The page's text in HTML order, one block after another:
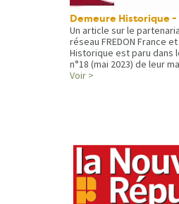
Demeure Historique
Un article sur le
réseau FREDON France
Historique est paru dans
n°18 (mai 2023) de leur
Voir >